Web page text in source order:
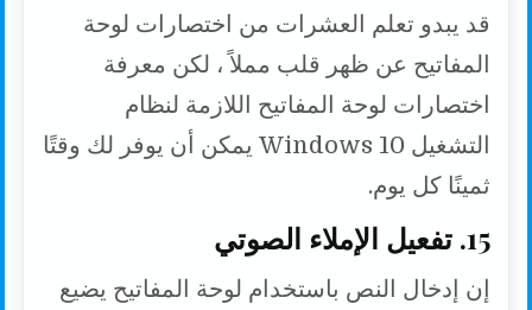
قد يبدو تعلم العشرات من اختصارات لوحة
المفاتيح عن ظهر قلب مملاً ، لكن معرفة
اختصارات لوحة المفاتيح اللازمة لنظام
التشغيل Windows 10 يمكن أن يوفر لك وقتًا
ثمينًا كل يوم.
15. تفعيل الإملاء الصوتي
إن إدخال النص باستخدام لوحة المفاتيح يضيع